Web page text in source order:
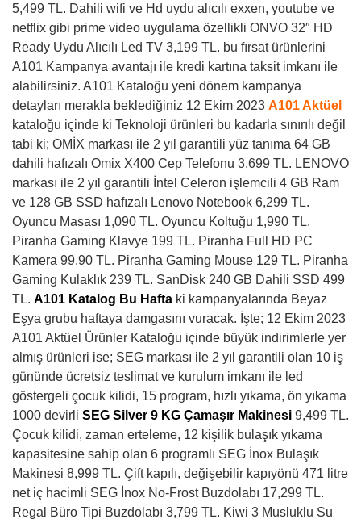
5,499 TL. Dahili wifi ve Hd uydu alıcılı exxen, youtube ve
netflix gibi prime video uygulama özellikli ONVO 32″ HD
Ready Uydu Alıcılı Led TV 3,199 TL. bu fırsat ürünlerini
A101 Kampanya avantajı ile kredi kartına taksit imkanı ile
alabilirsiniz. A101 Kataloğu yeni dönem kampanya
detayları merakla beklediğiniz 12 Ekim 2023 A101 Aktüel
kataloğu içinde ki Teknoloji ürünleri bu kadarla sınırılı değil
tabi ki; OMİX markası ile 2 yıl garantili yüz tanıma 64 GB
dahili hafızalı Omix X400 Cep Telefonu 3,699 TL. LENOVO
markası ile 2 yıl garantili İntel Celeron işlemcili 4 GB Ram
ve 128 GB SSD hafızalı Lenovo Notebook 6,299 TL.
Oyuncu Masası 1,090 TL. Oyuncu Koltuğu 1,990 TL.
Piranha Gaming Klavye 199 TL. Piranha Full HD PC
Kamera 99,90 TL. Piranha Gaming Mouse 129 TL. Piranha
Gaming Kulaklık 239 TL. SanDisk 240 GB Dahili SSD 499
TL. A101 Katalog Bu Hafta ki kampanyalarında Beyaz
Eşya grubu haftaya damgasını vuracak. İşte; 12 Ekim 2023
A101 Aktüel Ürünler Kataloğu içinde büyük indirimlerle yer
almış ürünleri ise; SEG markası ile 2 yıl garantili olan 10 iş
gününde ücretsiz teslimat ve kurulum imkanı ile led
göstergeli çocuk kilidi, 15 program, hızlı yıkama, ön yıkama
1000 devirli SEG Silver 9 KG Çamaşır Makinesi 9,499 TL.
Çocuk kilidi, zaman erteleme, 12 kişilik bulaşık yıkama
kapasitesine sahip olan 6 programlı SEG İnox Bulaşık
Makinesi 8,999 TL. Çift kapılı, değişebilir kapıyönü 471 litre
net iç hacimli SEG İnox No-Frost Buzdolabı 17,299 TL.
Regal Büro Tipi Buzdolabı 3,799 TL. Kiwi 3 Musluklu Su